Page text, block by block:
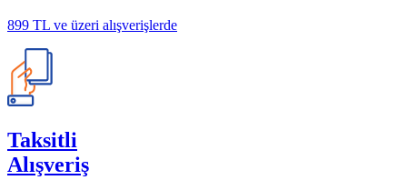
899 TL ve üzeri alışverişlerde
Taksitli
Alışveriş